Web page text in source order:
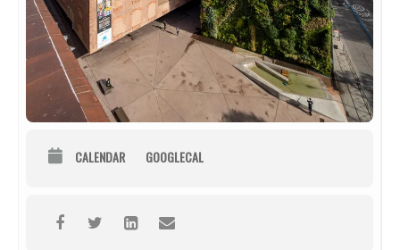
CALENDAR GOOGLECAL